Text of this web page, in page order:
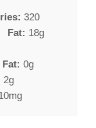
320
Fat: 18g
0g
2g